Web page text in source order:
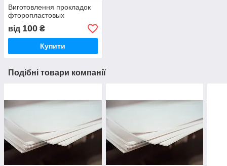
Виготовлення прокладок
фторопластовых
від 100 ₴
Купити
Подібні товари компанії